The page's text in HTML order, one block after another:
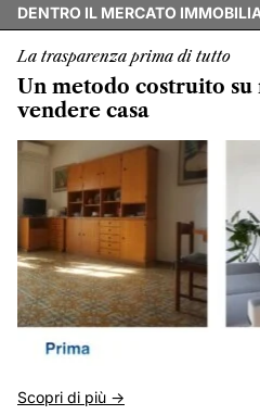
DENTRO IL MERCATO
La trasparenza prima di tutto
Un metodo costruito su
vendere casa
Scopri di più ->